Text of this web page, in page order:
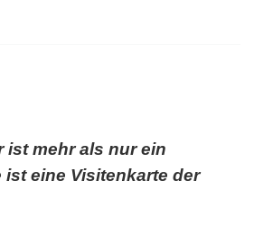
ist mehr als nur ein
eine Visitenkarte der